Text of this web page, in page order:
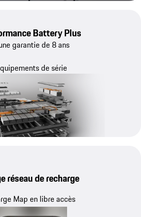
Battery Plus
garantie de 8 ans
de série
réseau de recharge
Map en libre accès